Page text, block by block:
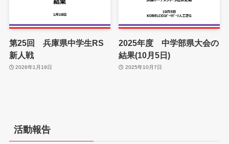
第25回 兵庫県中学生RS
新人戦
2026年1月19日
2025年度 中学部県大会の
結果(10月5日)
2025年10月7日
活動報告